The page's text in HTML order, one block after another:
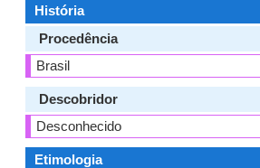
História
Procedência
Brasil
Descobridor
Desconhecido
Etimologia